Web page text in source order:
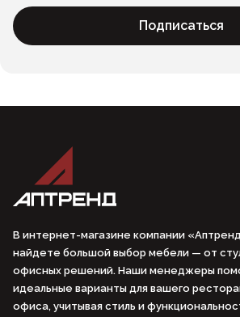
Подписаться
В интернет-магазине компании
найдете большой выбор мебели — от
офисных решений. Наши менеджеры
идеальные варианты для вашего
офиса, учитывая стиль и